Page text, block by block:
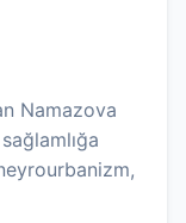
Namazova